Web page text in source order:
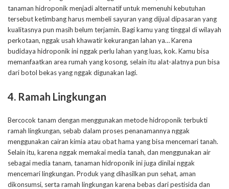
tanaman hidroponik menjadi alternatif untuk memenuhi kebutuhan
tersebut ketimbang harus membeli sayuran yang dijual dipasaran yang
kualitasnya pun masih belum terjamin. Bagi kamu yang tinggal di wilayah
perkotaan, nggak usah khawatir kekurangan lahan ya… Karena
budidaya hidroponik ini nggak perlu lahan yang luas, kok. Kamu bisa
memanfaatkan area rumah yang kosong, selain itu alat-alatnya pun bisa
dari botol bekas yang nggak digunakan lagi.
4. Ramah Lingkungan
Bercocok tanam dengan menggunakan metode hidroponik terbukti
ramah lingkungan, sebab dalam proses penanamannya nggak
menggunakan cairan kimia atau obat hama yang bisa mencemari tanah.
Selain itu, karena nggak memakai media tanah, dan menggunakan air
sebagai media tanam, tanaman hidroponik ini juga dinilai nggak
mencemari lingkungan. Produk yang dihasilkan pun sehat, aman
dikonsumsi, serta ramah lingkungan karena bebas dari pestisida dan